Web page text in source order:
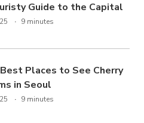
Guide to the Capital
9 minutes
Places to See Cherry
in Seoul
9 minutes